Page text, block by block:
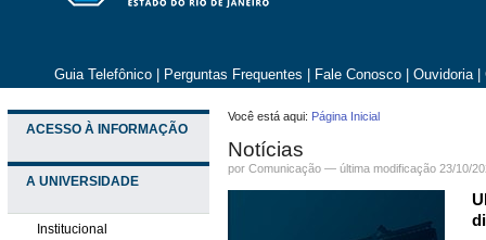
Guia Telefônico Perguntas Frequentes Fale Conosco Ouvidoria
ACESSO À INFORMAÇÃO
A UNIVERSIDADE
Institucional
Você está aqui: Página Inicial
Notícias
por Comunicação —última modificação 23/10/